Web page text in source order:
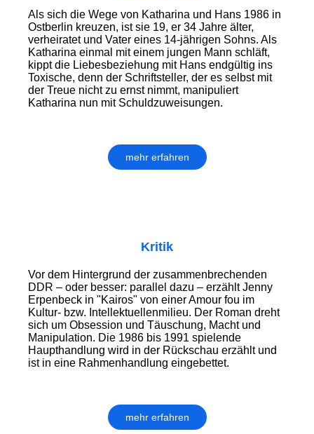
Als sich die Wege von Katharina und Hans 1986 in
Ostberlin kreuzen, ist sie 19, er 34 Jahre älter,
verheiratet und Vater eines 14-jährigen Sohns. Als
Katharina einmal mit einem jungen Mann schläft,
kippt die Liebesbeziehung mit Hans endgültig ins
Toxische, denn der Schriftsteller, der es selbst mit
der Treue nicht zu ernst nimmt, manipuliert
Katharina nun mit Schuldzuweisungen.
mehr erfahren
Kritik
Vor dem Hintergrund der zusammen­brechenden
DDR – oder besser: parallel dazu – erzählt Jenny
Erpenbeck in "Kairos" von einer Amour fou im
Kultur- bzw. Intellektuellenmilieu. Der Roman dreht
sich um Obsession und Täuschung, Macht und
Manipulation. Die 1986 bis 1991 spielende
Haupthandlung wird in der Rückschau erzählt und
ist in eine Rahmenhandlung eingebettet.
mehr erfahren